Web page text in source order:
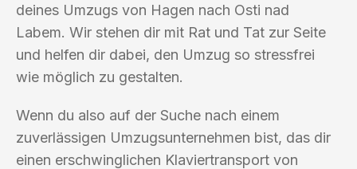
deines Umzugs von Hagen nach Osti nad
Labem. Wir stehen dir mit Rat und Tat zur Seite
und helfen dir dabei, den Umzug so stressfrei
wie möglich zu gestalten.
Wenn du also auf der Suche nach einem
zuverlässigen Umzugsunternehmen bist, das dir
einen erschwinglichen Klaviertransport von